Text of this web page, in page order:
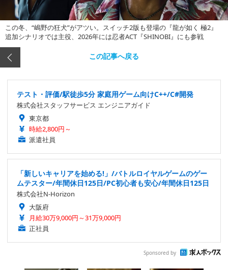
この冬、“嶋野の狂犬”がアツい。スイッチ2版も登場の『龍が如く 極2』
追加シナリオでは主役、2026年には忍者ACT『SHINOBI』にも参戦
この記事へ戻る
テスト・評価/駅徒歩5分 家庭用ゲーム向けC++/C#開発
株式会社スタッフサービス エンジニアガイド
東京都
時給2,800円～
派遣社員
「新しいキャリアを始める!」/バトルロイヤルゲームのゲー
ムテスター/年間休日125日/PC初心者も安心/年間休日125日
株式会社N-Horizon
大阪府
月給30万9,000円～31万9,000円
正社員
Sponsored by